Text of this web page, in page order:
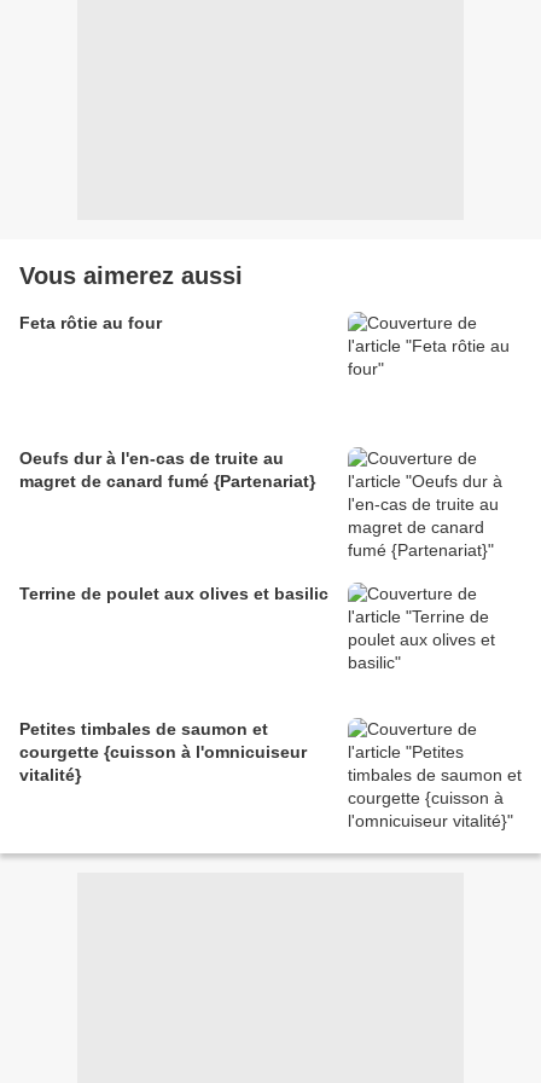
Vous aimerez aussi
Feta rôtie au four
Oeufs dur à l'en-cas de truite au
magret de canard fumé {Partenariat}
Terrine de poulet aux olives et basilic
Petites timbales de saumon et
courgette {cuisson à l'omnicuiseur
vitalité}